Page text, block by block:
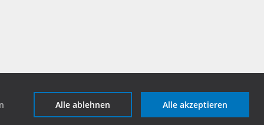
Alle ablehnen Alle akzeptieren